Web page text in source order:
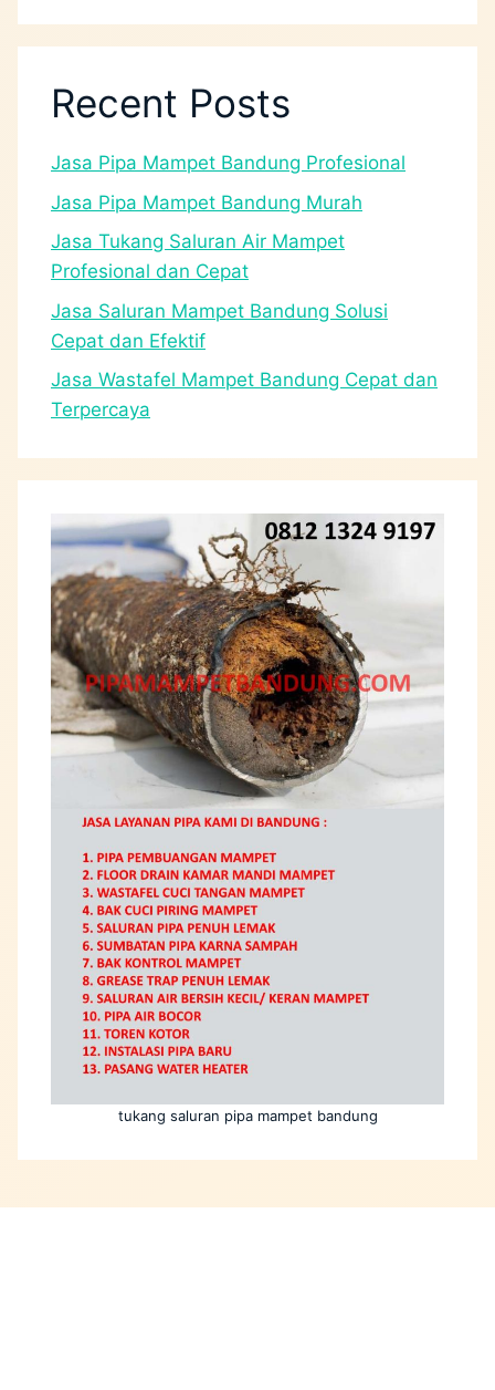
Recent Posts
Jasa Pipa Mampet Bandung Profesional
Jasa Pipa Mampet Bandung Murah
Jasa Tukang Saluran Air Mampet
Profesional dan Cepat
Jasa Saluran Mampet Bandung Solusi
Cepat dan Efektif
Jasa Wastafel Mampet Bandung Cepat dan
Terpercaya
tukang saluran pipa mampet bandung